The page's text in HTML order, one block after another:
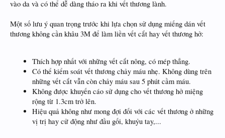
vào da và có thể dễ dàng tháo ra khi vết thương lành.
Một số lưu ý quan trọng trước khi lựa chọn sử dụng miếng dán vết
thương không cần khâu 3M để làm liền vết cắt hay vết thương hở:
Thích hợp nhất với những vết cắt nông, có mép thẳng.
Có thể kiểm soát vết thương chảy máu nhẹ. Không dùng trên
những vết cắt vẫn còn chảy máu sau 5 phút cầm máu.
Không được khuyến cáo sử dụng cho vết thương hở miệng
rộng từ 1.3cm trở lên.
Hiệu quả không như mong đợi đối với các vết thương ở những
vị trị hay cử động như đầu gối, khuỷu tay,...